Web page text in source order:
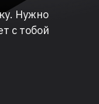
Нужно
с тобой